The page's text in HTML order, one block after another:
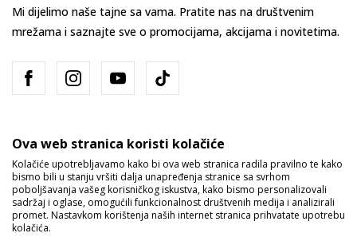
Mi dijelimo naše tajne sa vama. Pratite nas na društvenim
mrežama i saznajte sve o promocijama, akcijama i novitetima.
Bosna i Hercegovina Promijenite
Ova web stranica koristi kolačiće
Kolačiće upotrebljavamo kako bi ova web stranica radila pravilno te kako
bismo bili u stanju vršiti dalja unapređenja stranice sa svrhom
poboljšavanja vašeg korisničkog iskustva, kako bismo personalizovali
sadržaj i oglase, omogućili funkcionalnost društvenih medija i analizirali
promet. Nastavkom korištenja naših internet stranica prihvatate upotrebu
kolačića.